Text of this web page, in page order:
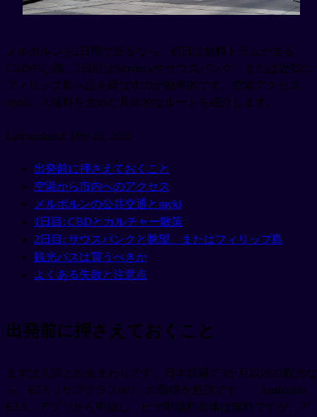
メルボルンを2日間で回るなら、初日は無料トラムが走る
CBD中心部、2日目はSkydeckやサウスバンク、または近郊の
フィリップ島へ足を延ばすのが効率的です。空港アクセス、
myki、入場料を含めた具体的なルートを紹介します。
Last updated: May 26, 2026
出発前に押さえておくこと
空港から市内へのアクセス
メルボルンの公共交通とmyki
1日目: CBDとカルチャー散策
2日目: サウスバンクと眺望、またはフィリップ島
観光パスは買うべきか
よくある失敗と注意点
出発前に押さえておくこと
まずは入国とお金まわりです。日本国籍で3か月以内の観光な
ら、ETA（サブクラス601）の取得が必須です。「Australian
ETA」アプリから申請し、ビザ申請料自体は無料ですが、ア